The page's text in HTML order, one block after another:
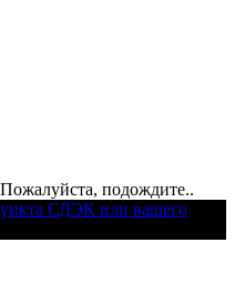
подождите..
СДЭК или вашего